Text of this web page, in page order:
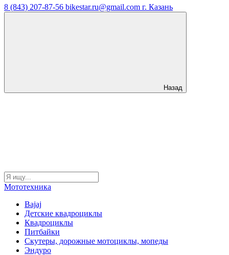
8 (843) 207-87-56 bikestar.ru@gmail.com г. Казань
Назад
Мототехника
Bajaj
Детские квадроциклы
Квадроциклы
Питбайки
Скутеры, дорожные мотоциклы, мопеды
Эндуро